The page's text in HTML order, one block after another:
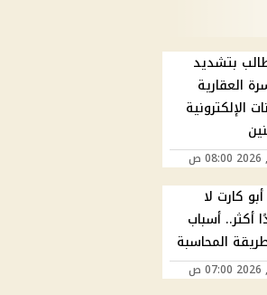
بتشديد
العقارية
الإلكترونية
كارت لا
أسباب
المحاسبة